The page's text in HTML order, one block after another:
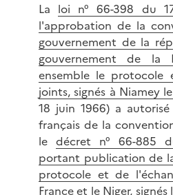
La loi n° 66-398 du
l'approbation de la
gouvernement de la
gouvernement de la
ensemble le protocole
joints, signés à Niamey
18 juin 1966) a
français de la
le décret n° 66-885
portant publication de
protocole et de
France et le Niger, signés